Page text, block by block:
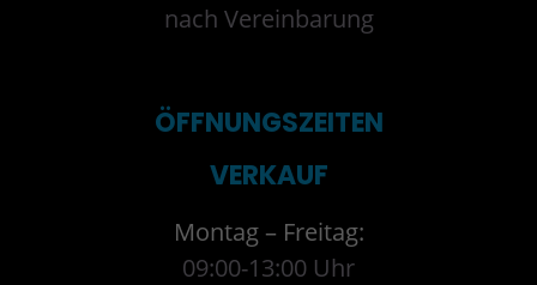
nach Vereinbarung
ÖFFNUNGSZEITEN
VERKAUF
Montag – Freitag:
09:00-13:00 Uhr